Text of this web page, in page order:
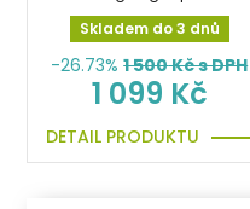
trojnožka
Skladem do 3 dnů
-26.73% 1 500Kč s DPH
1 099 Kč
DETAIL PRODUKTU